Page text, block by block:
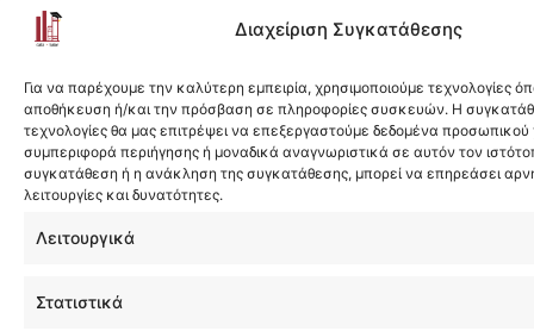
Διαχείριση Συγκατάθεσης
Για να παρέχουμε την καλύτερη εμπειρία, χρησιμοποιούμε τεχνολογίες
αποθήκευση ή/και την πρόσβαση σε πληροφορίες συσκευών. Η
τεχνολογίες θα μας επιτρέψει να επεξεργαστούμε δεδομένα
συμπεριφορά περιήγησης ή μοναδικά αναγνωριστικά σε αυτόν τον
συγκατάθεση ή η ανάκληση της συγκατάθεσης, μπορεί να επηρεάσει
λειτουργίες και δυνατότητες.
Λειτουργικά
Στατιστικά